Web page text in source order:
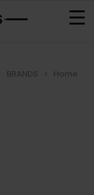
Home
BRANDS